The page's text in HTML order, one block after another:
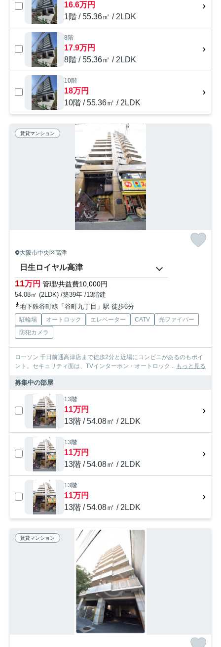
16.6万円
1階 / 55.36㎡ / 2LDK
8階
17.9万円
8階 / 55.36㎡ / 2LDK
10階
18万円
10階 / 55.36㎡ / 2LDK
賃貸マンション
大阪市中央区高津
日生ロイヤル高津
11万円 管理/共益費10,000円
54.08㎡ (2LDK) /築39年 /13階建
地下鉄谷町線「谷町九丁目」駅 徒歩6分
駐輪場 オートロック エレベーター CATV
光ファイバー
防犯カメラ
ローソン 千日前通高津店まで徒歩2分と近場にコンビニがあるのもポイ
ント。セキュリティ面は、TVインターホン・オートロック... もっと見る
募集中の部屋
13階
11万円
13階 / 54.08㎡ / 2LDK
13階
11万円
13階 / 54.08㎡ / 2LDK
13階
11万円
13階 / 54.08㎡ / 2LDK
賃貸マンション